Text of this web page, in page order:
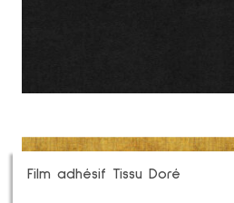
Film adhésif Tissu Doré